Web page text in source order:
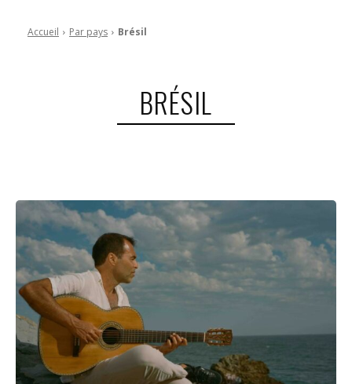
Accueil Par pays Brésil
BRÉSIL